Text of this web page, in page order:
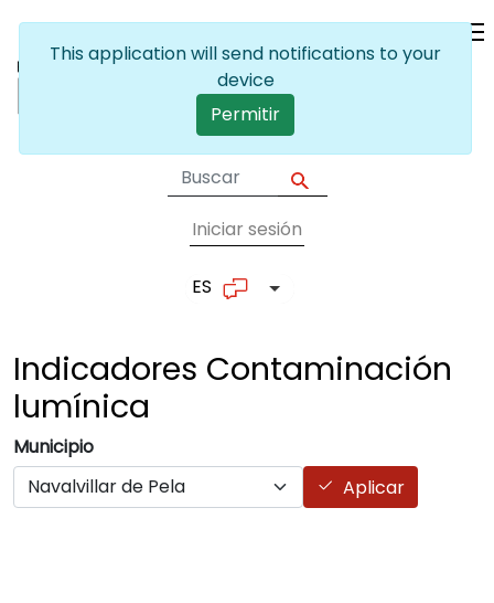
User account
Iniciar sesión
ES Lista adicional de
Indicadores Contaminación
lumínica
Municipio
Aplicar
This application will send notifications to your
device
Permitir